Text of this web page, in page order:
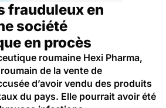
frauduleux en
société
en procès
roumaine Hexi Pharma,
de la vente de
d’avoir vendu des produits
du pays. Elle pourrait avoir été